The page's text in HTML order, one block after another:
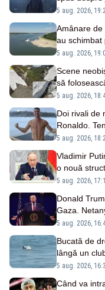
5 aug. 2026,
Amânare de
au schimbat
5 aug. 2026,
Scene
să
5 aug. 2026,
Doi rivali de
Ronaldo.
5 aug. 2026,
Vladimir
o nouă
5 aug. 2026,
Donald
Gaza.
5 aug. 2026,
Bucată de
lângă un
echipaj
5 aug. 2026,
Când va